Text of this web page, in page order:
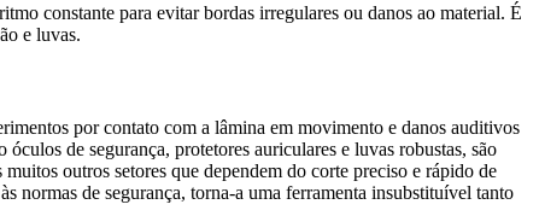
constante para evitar bordas irregulares ou danos ao material. É
e luvas.
por contato com a lâmina em movimento e danos auditivos
de segurança, protetores auriculares e luvas robustas, são
outros setores que dependem do corte preciso e rápido de
normas de segurança, torna-a uma ferramenta insubstituível tanto